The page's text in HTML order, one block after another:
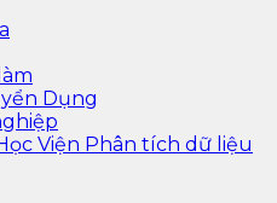
Dụng
Viện Phân tích dữ liệu